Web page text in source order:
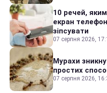
10 речей,
екран
зіпсувати
07 серпня 2026,
Мурахи
простих
07 серпня 2026,